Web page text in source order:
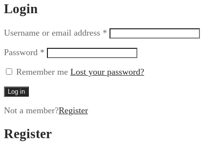
Login
Username or email address *
Password *
Remember me Lost your password?
Log in
Not a member?Register
Register